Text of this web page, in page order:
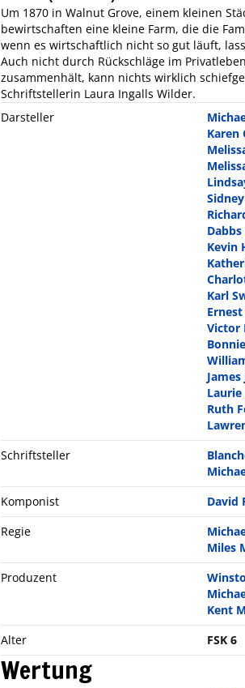
Um 1870 in Walnut Grove, einem kleinen
bewirtschaften eine kleine Farm, die die
wenn es wirtschaftlich nicht so gut läuft,
Auch nicht durch Rückschläge im
zusammenhält, kann nichts wirklich
Schriftstellerin Laura Ingalls Wilder.
Darsteller
Karen
Kevin
Karl
Victor
James
Ruth
Schriftsteller
Komponist
David
Regie
Miles
Produzent
Kent
Alter
FSK 6
Wertung